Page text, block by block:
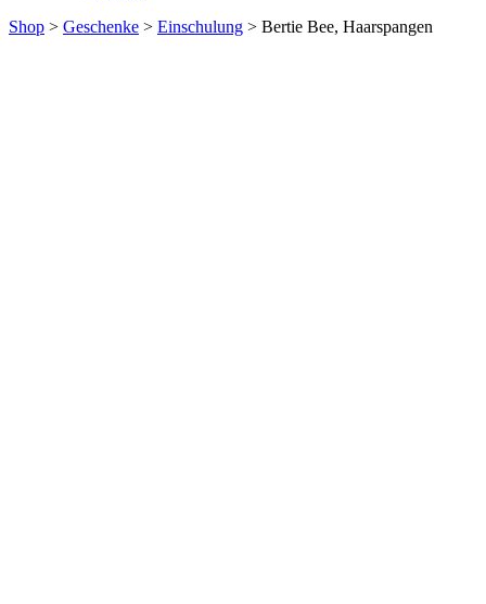
Shop > Geschenke > Einschulung > Bertie Bee, Haarspangen